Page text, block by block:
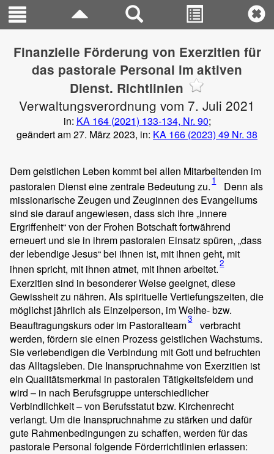
Finanzielle Förderung von Exerzitien für
das pastorale Personal im aktiven
Dienst. Richtlinien
Verwaltungsverordnung vom 7. Juli 2021
in: KA 164 (2021) 133-134, Nr. 90;
geändert am 27. März 2023, in: KA 166 (2023) 49 Nr. 38
Dem geistlichen Leben kommt bei allen Mitarbeitenden im
pastoralen Dienst eine zentrale Bedeutung zu. 1
Denn als
missionarische Zeugen und Zeuginnen des Evangeliums
sind sie darauf angewiesen, dass sich ihre „innere
Ergriffenheit“ von der Frohen Botschaft fortwährend
erneuert und sie in ihrem pastoralen Einsatz spüren, „dass
der lebendige Jesus“ bei ihnen ist, mit ihnen geht, mit
ihnen spricht, mit ihnen atmet, mit ihnen arbeitet.2
Exerzitien sind in besonderer Weise geeignet, diese
Gewissheit zu nähren. Als spirituelle Vertiefungszeiten, die
möglichst jährlich als Einzelperson, im Weihe- bzw.
Beauftragungskurs oder im Pastoralteam3
verbracht
werden, fördern sie einen Prozess geistlichen Wachstums.
Sie verlebendigen die Verbindung mit Gott und befruchten
das Alltagsleben. Die Inanspruchnahme von Exerzitien ist
ein Qualitätsmerkmal in pastoralen Tätigkeitsfeldern und
wird – in nach Berufsgruppe unterschiedlicher
Verbindlichkeit – von Berufsstatut bzw. Kirchenrecht
verlangt. Um die Inanspruchnahme zu stärken und dafür
gute Rahmenbedingungen zu schaffen, werden für das
pastorale Personal folgende Förderrichtlinien erlassen: